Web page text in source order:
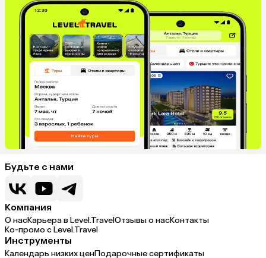
Будьте с нами
Компания
О насКарьера в Level.TravelОтзывы о насКонтакты
Ко-промо с Level.Travel
Инструменты
Календарь низких ценПодарочные сертификаты